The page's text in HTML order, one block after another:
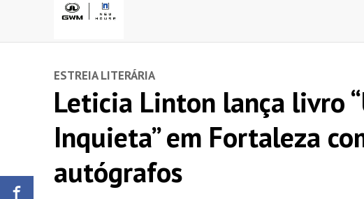
ESTREIA LITERÁRIA
Leticia Linton lança livro
Inquieta” em Fortaleza
autógrafos